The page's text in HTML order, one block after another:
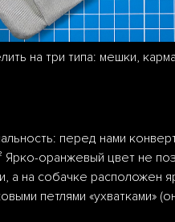
на три типа: мешки,
перед нами
оранжевый цвет не
а на собачке расположен
петлями «ухватками»